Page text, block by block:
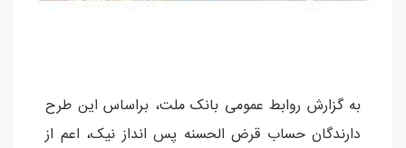
به گزارش روابط عمومی بانک ملت، براساس این طرح
دارندگان حساب قرض الحسنه پس انداز نیک، اعم از